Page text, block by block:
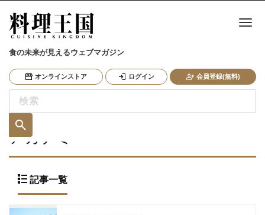
食の未来が見えるウェブマガジン
オンラインストア ログイン 会員登録(無料)
ナ
アカデミー
記事一覧